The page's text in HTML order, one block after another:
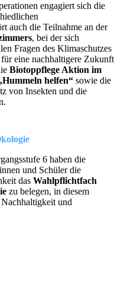
engagiert sich die
auch die Teilnahme an der
, bei der sich
Fragen des Klimaschutzes
für eine nachhaltigere Zukunft
Biotoppflege Aktion im
helfen“ sowie die
von Insekten und die
6 haben die
und Schüler die
dasWahlpflichtfach
zu belegen, in diesem
und